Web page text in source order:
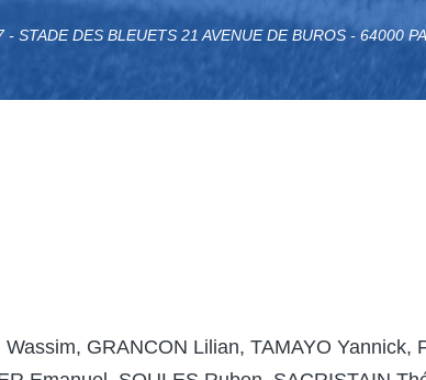
STADE DES BLEUETS 21 AVENUE DE BUROS - 64000
GRANCON Lilian, TAMAYO Yannick,